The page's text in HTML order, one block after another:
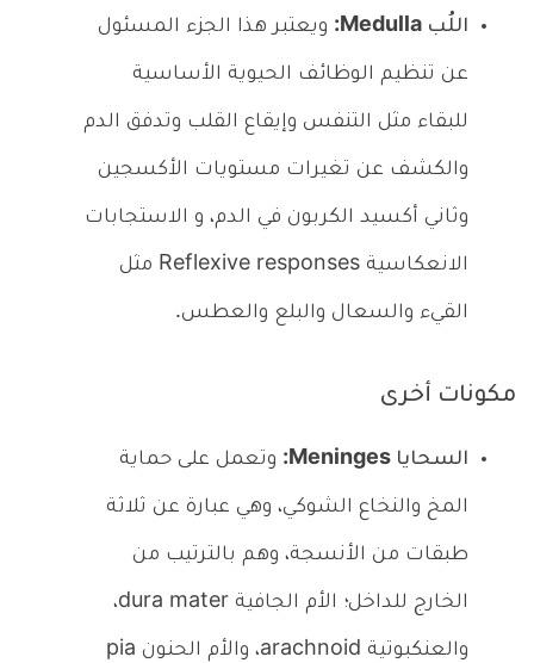
اللُب Medulla: ويعتبر هذا الجزء المسئول
عن تنظيم الوظائف الحيوية الأساسية
للبقاء مثل التنفس وإيقاع القلب وتدفق الدم
والكشف عن تغيرات مستويات الأكسجين
وثاني أكسيد الكربون في الدم، و الاستجابات
الانعكاسية Reflexive responses مثل
القيء والسعال والبلع والعطس.
مكونات أخرى
السحايا Meninges: وتعمل على حماية
المخ والنخاع الشوكي، وهي عبارة عن ثلاثة
طبقات من الأنسجة، وهم بالترتيب من
الخارج للداخل؛ الأم الجافية dura mater،
والعنكبوتية arachnoid، والأم الحنون pia